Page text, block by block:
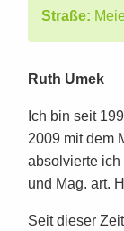
Straße:
Ruth Umek
Ich bin seit
2009 mit dem
absolvierte
und Mag. art.
Seit dieser